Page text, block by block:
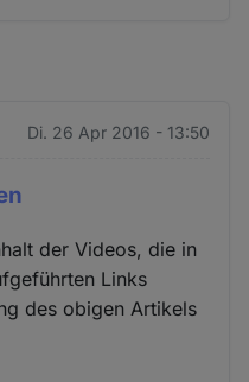
Di. 26 Apr 2016 - 13:50
der Videos, die in
Links
des obigen Artikels